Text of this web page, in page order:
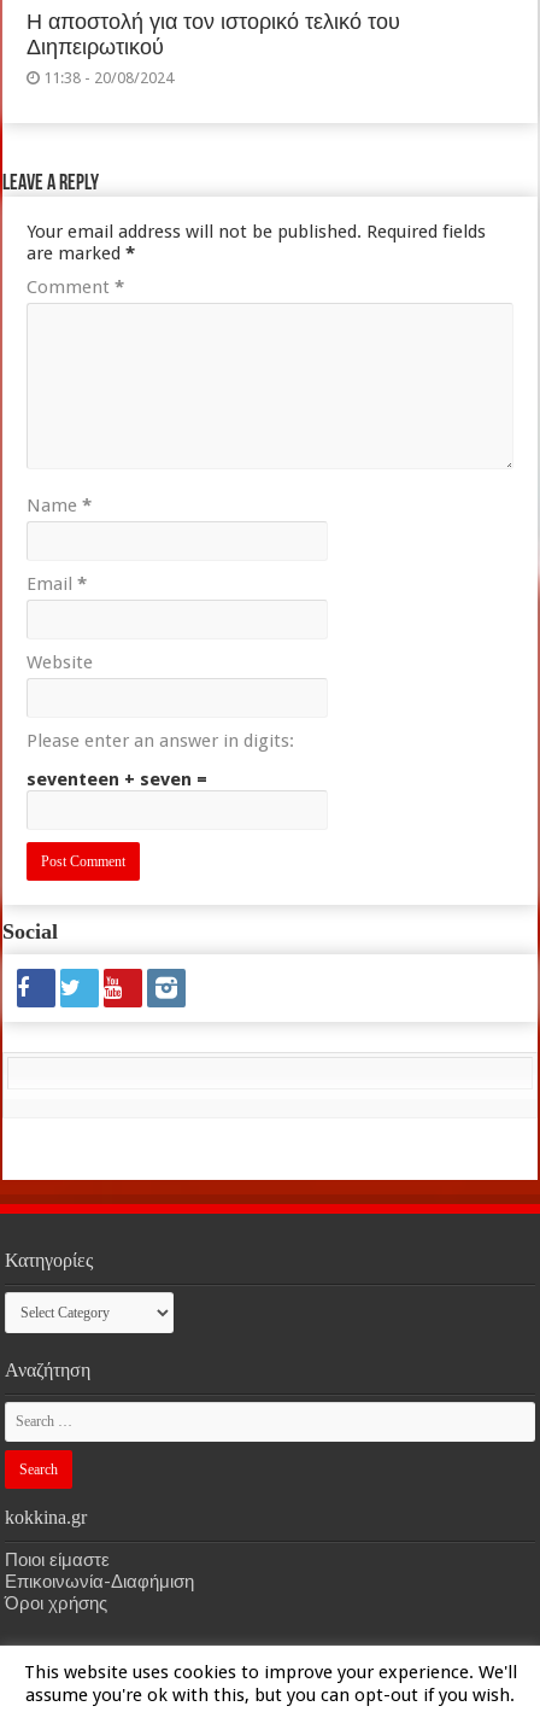
Η αποστολή για τον ιστορικό τελικό του
Διηπειρωτικού
11:38 - 20/08/2024
Leave a Reply
Your email address will not be published. Required fields
are marked*
Comment*
Name*
Email*
Website
Please enter an answer in digits:
seventeen + seven =
Social
Κατηγορίες
Κατηγορίες
Αναζήτηση
kokkina.gr
Ποιοι είμαστε
Επικοινωνία-Διαφήμιση
Όροι χρήσης
HOMEkokkina.gr | Designed bykokkina.gr
This website uses cookies to improve your experience. We'll
assume you're ok with this, but you can opt-out if you wish.